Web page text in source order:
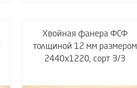
Хвойная фанера ФСФ
толщиной 12 мм размером
2440х1220, сорт 3/3